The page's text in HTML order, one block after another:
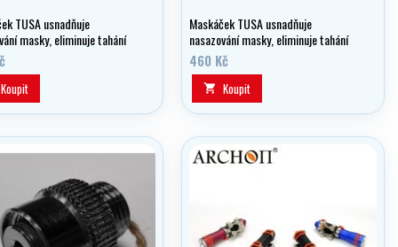
TUSA usnadňuje
masky, eliminuje tahání
a dodává masce pozitivní
Koupit
Maskáček TUSA usnadňuje
nasazování masky, eliminuje tahání
za vlasy a dodává masce pozitivní
vztlak.
460 Kč
 Koupit